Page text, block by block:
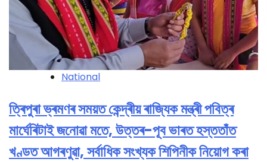
National
ত্ৰিপুৰা ভ্ৰমণৰ সময়ত কেন্দ্ৰীয় ৰাজ্যিক মন্ত্ৰী পবিত্ৰ
মাৰ্ঘেৰিটাই জনোৱা মতে, উত্তৰ-পূব ভাৰত হস্ততাঁত
খণ্ডত আগৰণুৱা, সৰ্বাধিক সংখ্যক শিপিনীক নিয়োগ কৰা